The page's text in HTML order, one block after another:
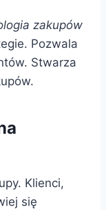
zakupów
Pozwala
Stwarza
Klienci,
się